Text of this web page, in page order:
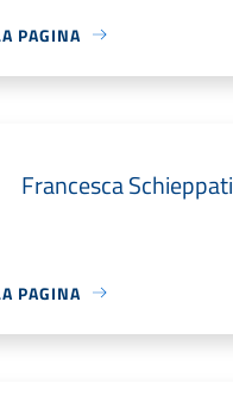
PAGINA
Francesca Schieppati
PAGINA